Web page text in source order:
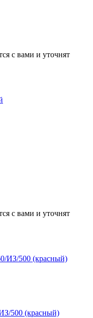
с вами и уточнят
с вами и уточнят
500 (красный)